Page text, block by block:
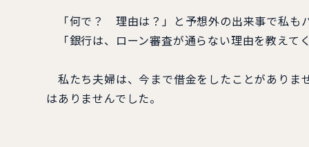
「何で？ 理由は？」と予想外の出来事で私も
「銀行は、ローン審査が通らない理由を教えて
私たち夫婦は、今まで借金をしたことがありま
はありませんでした。